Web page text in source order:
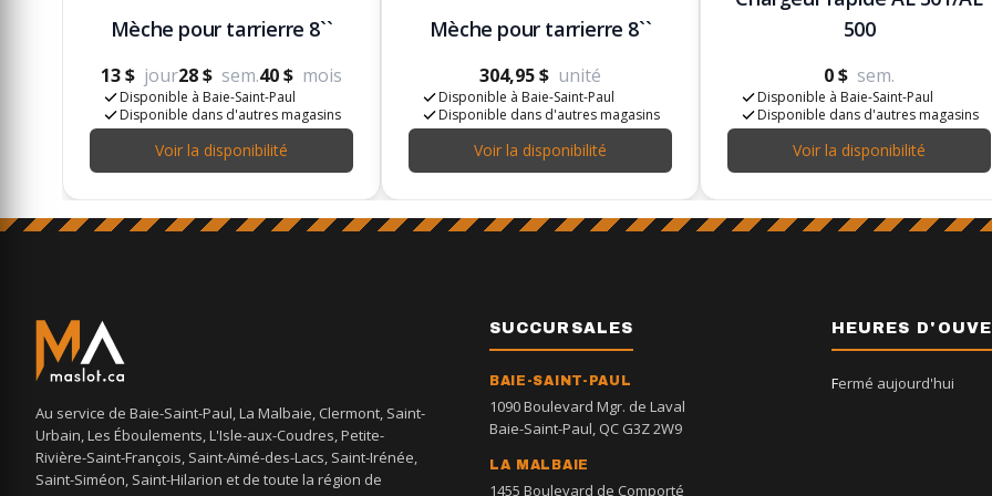
Mèche pour tarrierre 8``
13 $ jour28 $ sem.40 $ mois
Disponible à Baie-Saint-Paul
Disponible dans d'autres magasins
Voir la disponibilité
Mèche pour tarrierre 8``
304,95 $ unité
Disponible à Baie-Saint-Paul
Disponible dans d'autres magasins
Voir la disponibilité
500
0 $ sem.
Disponible à Baie-Saint-Paul
Disponible dans d'autres magasins
Voir la disponibilité
Au service de Baie-Saint-Paul, La Malbaie, Clermont, Saint-
Urbain, Les Éboulements, L'Isle-aux-Coudres, Petite-
Rivière-Saint-François, Saint-Aimé-des-Lacs, Saint-Irénée,
Saint-Siméon, Saint-Hilarion et de toute la région de
SUCCURSALES
BAIE-SAINT-PAUL
1090 Boulevard Mgr. de Laval
Baie-Saint-Paul, QC G3Z 2W9
LA MALBAIE
1455 Boulevard de Comporté
HEURES
Fermé aujourd'hui